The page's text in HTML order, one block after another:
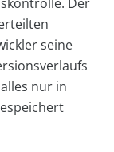
seine
nur in